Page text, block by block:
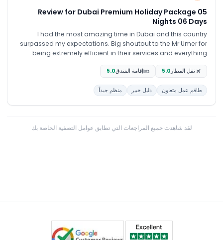
Review for Dubai Premium Holiday Package 05
Nights 06 Days
I had the most amazing time in Dubai and this country
surpassed my expectations. Big shoutout to the Mr Umer for
being extremely efficient in their services and everything
were immediately sorted out and i truly enjoyed my tour with
your one stop travelling agency. Very service oriented and
نقل المطار 5.0 إقامة الفندق5.0
طاقم عمل متعاون دليل خبير منظم جيداً
لقد شاهدت جميع المراجعات التي تطابق عوامل التصفية الخاصة بك